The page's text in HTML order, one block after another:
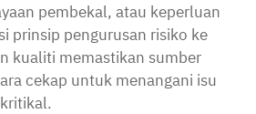
pembekal, atau keperluan
prinsip pengurusan risiko ke
kualiti memastikan sumber
cekap untuk menangani isu